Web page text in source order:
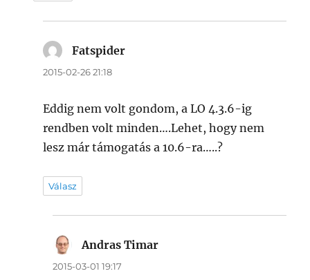
Fatspider
2015-02-26 21:18
Eddig nem volt gondom, a LO 4.3.6-ig
rendben volt minden….Lehet, hogy nem
lesz már támogatás a 10.6-ra…..?
Válasz
Andras Timar
2015-03-01 19:17